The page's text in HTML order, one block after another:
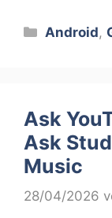
Kategorier
Android,
Ask
Ask
Music
28/04/2026